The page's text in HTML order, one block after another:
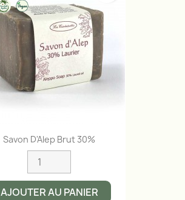
Savon D'Alep Brut 30%
AJOUTER AU PANIER